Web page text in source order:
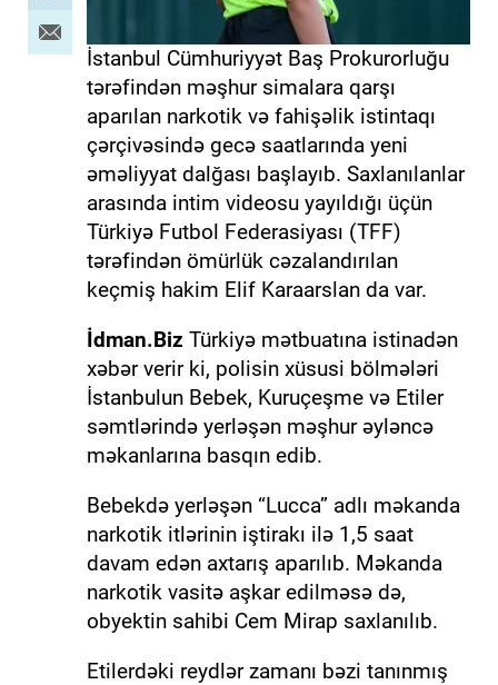
İstanbul Cümhuriyyət Baş Prokurorluğu
tərəfindən məşhur simalara qarşı
aparılan narkotik və fahişəlik istintaqı
çərçivəsində gecə saatlarında yeni
əməliyyat dalğası başlayıb. Saxlanılanlar
arasında intim videosu yayıldığı üçün
Türkiyə Futbol Federasiyası (TFF)
tərəfindən ömürlük cəzalandırılan
keçmiş hakim Elif Karaarslan da var.
İdman.Biz Türkiyə mətbuatına istinadən
xəbər verir ki, polisin xüsusi bölmələri
İstanbulun Bebek, Kuruçeşme və Etiler
səmtlərində yerləşən məşhur əyləncə
məkanlarına basqın edib.
Bebekdə yerləşən “Lucca” adlı məkanda
narkotik itlərinin iştirakı ilə 1,5 saat
davam edən axtarış aparılıb. Məkanda
narkotik vasitə aşkar edilməsə də,
obyektin sahibi Cem Mirap saxlanılıb.
Etilerdəki reydlər zamanı bəzi tanınmış